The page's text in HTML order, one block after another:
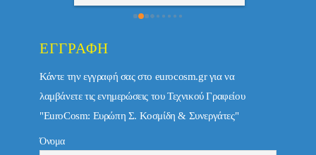
ΕΓΓΡΑΦΉ
Κάντε την εγγραφή σας στο eurocosm.gr για να
λαμβάνετε τις ενημερώσεις του Τεχνικού Γραφείου
"EuroCosm: Ευρώπη Σ. Κοσμίδη & Συνεργάτες"
Όνομα